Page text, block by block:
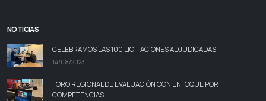
NOTICIAS
CELEBRAMOS LAS 100 LICITACIONES ADJUDICADAS
14/08/2023
FORO REGIONAL DE EVALUACIÓN CON ENFOQUE POR
COMPETENCIAS